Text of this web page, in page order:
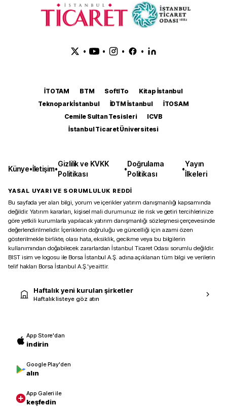
• • • •
İTOTAM BTM SoftITo
Kitap İstanbul
Teknopark İstanbul
İDTM İstanbul
İTOSAM
Cemile Sultan Tesisleri
ICVB
İstanbul Ticaret Üniversitesi
Künye•İletişim•
Gizlilik ve KVKK
Politikası
•
Doğrulama
Politikası
•
Yayın
İlkeleri
YASAL UYARI VE SORUMLULUK REDDİ
Bu sayfada yer alan bilgi, yorum ve içerikler yatırım danışmanlığı kapsamında
değildir. Yatırım kararları, kişisel mali durumunuz ile risk ve getiri tercihlerinize
göre yetkili kurumlarla yapılacak yatırım danışmanlığı sözleşmesi çerçevesinde
değerlendirilmelidir. İçeriklerin doğruluğu ve güncelliği için azami özen
gösterilmekle birlikte, olası hata, eksiklik, gecikme veya bu bilgilerin
kullanımından doğabilecek zararlardan İstanbul Ticaret Odası sorumlu değildir.
BIST isim ve logosu ile Borsa İstanbul A.Ş. adına açıklanan tüm bilgi ve verilerin
telif hakları Borsa İstanbul A.Ş.’ye aittir.
Haftalık yeni kurulan şirketler
Haftalık listeye göz atın
App Store'dan
indirin
Google Play'den
alın
App Galeri ile
keşfedin